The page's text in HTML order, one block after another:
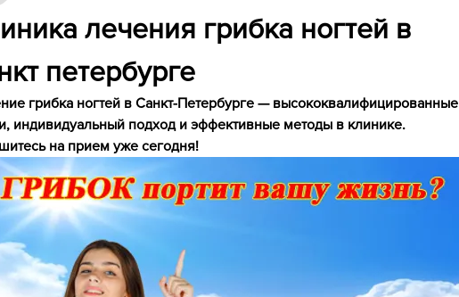
лечения грибка ногтей в
петербурге
грибка ногтей в Санкт-Петербурге — высококвалифицированные
индивидуальный подход и эффективные методы в клинике.
на прием уже сегодня!